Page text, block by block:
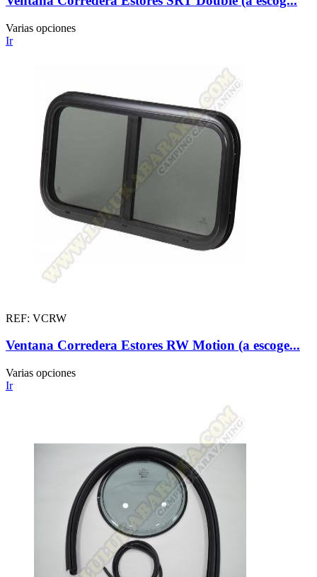
Varias opciones
Ir
REF: VCRW
Ventana Corredera Estores RW Motion (a escoge...
Varias opciones
Ir